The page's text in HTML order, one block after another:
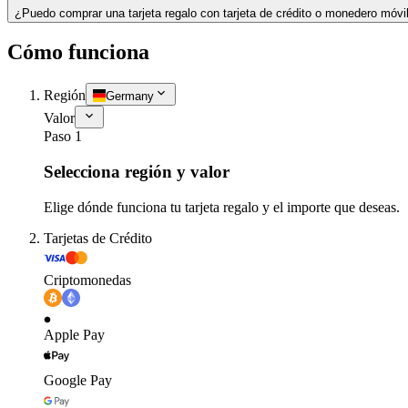
¿Puedo comprar una tarjeta regalo con tarjeta de crédito o monedero
Cómo funciona
Región Germany
Valor
Paso 1
Selecciona región y valor
Elige dónde funciona tu tarjeta regalo y el importe que deseas.
Tarjetas de Crédito
Criptomonedas
Apple Pay
Google Pay